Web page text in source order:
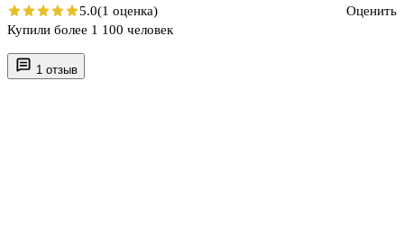
1 отзыв
5.0(1 оценка)
Оценить
Купили более 1 100 человек